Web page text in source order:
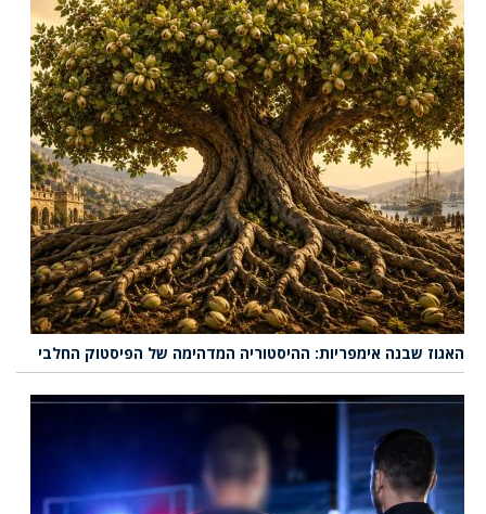
האגוז שבנה אימפריות: ההיסטוריה המדהימה של הפיסטוק החלבי